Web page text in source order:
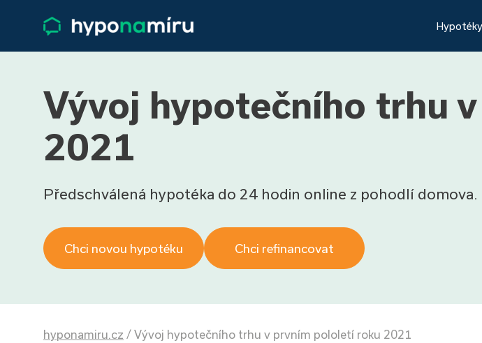
Hypotéky
Vývoj hypotečního trhu
2021
Předschválená hypotéka do 24 hodin online z pohodlí domova.
Chci novou hypotéku Chci refinancovat
hyponamiru.cz / Vývoj hypotečního trhu v prvním pololetí roku 2021